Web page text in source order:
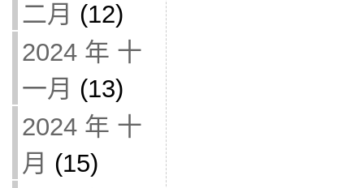
二月 (12)
2024 年 十
一月 (13)
2024 年 十
月 (15)